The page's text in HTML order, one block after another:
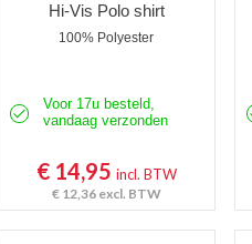
Hi-Vis Polo shirt
100% Polyester
Voor 17u besteld,
vandaag verzonden
€ 14,95 incl. BTW
€ 12,36 excl. BTW